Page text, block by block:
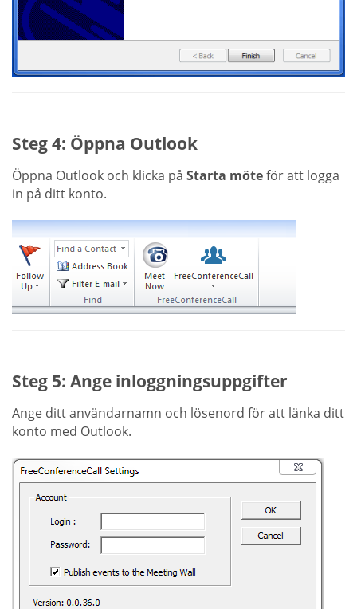
Steg 4: Öppna Outlook
Öppna Outlook och klicka på Starta möteför att logga
in på ditt konto.
Steg 5: Ange inloggningsuppgifter
Ange ditt användarnamn och lösenord för att länka ditt
konto med Outlook.